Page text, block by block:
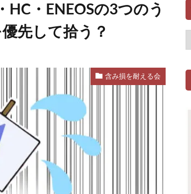
HC・ENEOSの3つのう
先して拾う？
含み損を耐える会